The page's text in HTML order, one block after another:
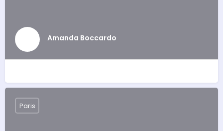
Amanda Boccardo
Paris